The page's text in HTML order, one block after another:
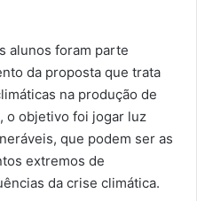
alunos foram parte
da proposta que trata
na produção de
o objetivo foi jogar luz
que podem ser as
extremos de
da crise climática.